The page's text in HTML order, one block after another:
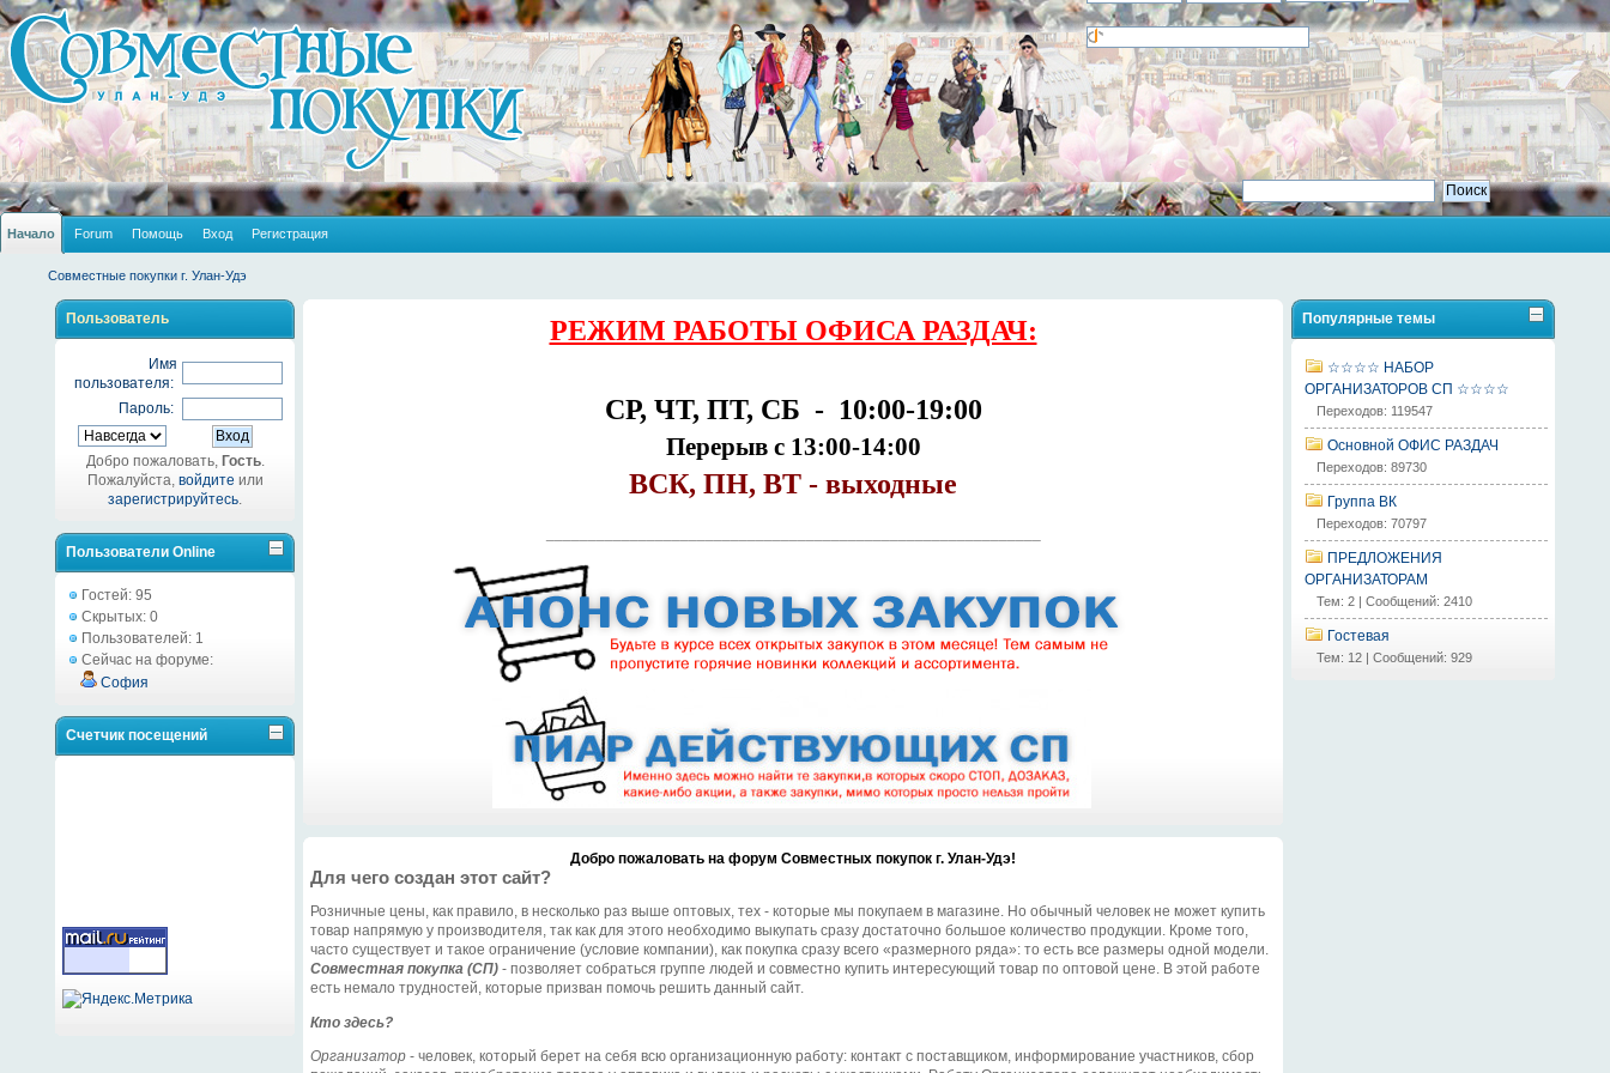
Начало Forum Помощь Вход Регистрация
Совместные покупки г. Улан-Удэ
Пользователь
Имя
пользователя:
Пароль:
Добро пожаловать, Гость.
Пожалуйста, войдитеили
зарегистрируйтесь.
Пользователи Online
Гостей: 95
Скрытых: 0
Пользователей: 1
Сейчас на форуме:
София
Счетчик посещений
РЕЖИМ РАБОТЫ ОФИСА РАЗДАЧ:
СР, ЧТ, ПТ, СБ - 10:00-19:00
Перерыв с 13:00-14:00
ВСК, ПН, ВТ - выходные
Добро пожаловать на форум Совместных покупок г. Улан-Удэ!
Для чего создан этот сайт?
Розничные цены, как правило, в несколько раз выше оптовых, тех - которые мы покупаем в магазине. Но обычный человек не может купить
товар напрямую у производителя, так как для этого необходимо выкупать сразу достаточно большое количество продукции. Кроме того,
часто существует и такое ограничение (условие компании), как покупка сразу всего «размерного ряда»: то есть все размеры одной модели.
Совместная покупка (СП) - позволяет собраться группе людей и совместно купить интересующий товар по оптовой цене. В этой работе
есть немало трудностей, которые призван помочь решить данный сайт.
Кто здесь?
Организатор - человек, который берет на себя всю организационную работу: контакт с поставщиком, информирование участников, сбор
Популярные темы
☆☆☆☆ НАБОР
ОРГАНИЗАТОРОВ СП ☆☆☆☆
Переходов: 119547
Основной ОФИС РАЗДАЧ
Переходов: 89730
Группа ВК
Переходов: 70797
ПРЕДЛОЖЕНИЯ
ОРГАНИЗАТОРАМ
Тем: 2 | Сообщений: 2410
Гостевая
Тем: 12 | Сообщений: 929